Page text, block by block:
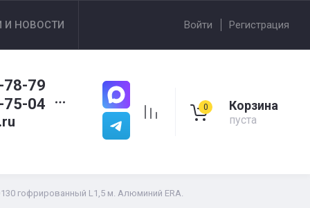
И НОВОСТИ Войти Регистрация
78-79
75-04
0 Корзина
пуста
гофрированный L1,5 м. Алюминий ERA.